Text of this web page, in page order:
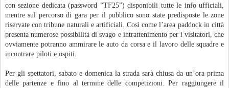
con sezione dedicata (password “TF25”) disponibili tutte le info ufficiali,
mentre sul percorso di gara per il pubblico sono state predisposte le zone
riservate con tribune naturali e artificiali. Così come l’area paddock in città
presenta numerose possibilità di svago e intrattenimento per i visitatori, che
ovviamente potranno ammirare le auto da corsa e il lavoro delle squadre e
incontrare piloti e ospiti.
Per gli spettatori, sabato e domenica la strada sarà chiusa da un’ora prima
delle partenze e fino al termine delle competizioni. Per raggiungere il